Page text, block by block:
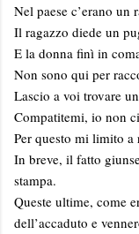
Nel paese c’erano un
Il ragazzo diede un
E la donna finì in
Non sono qui per
Lascio a voi trovare
Compatitemi, io non
Per questo mi limito a
In breve, il fatto
stampa.
Queste ultime, come
dell’accaduto e